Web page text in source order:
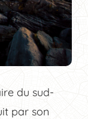
du sud-
par son